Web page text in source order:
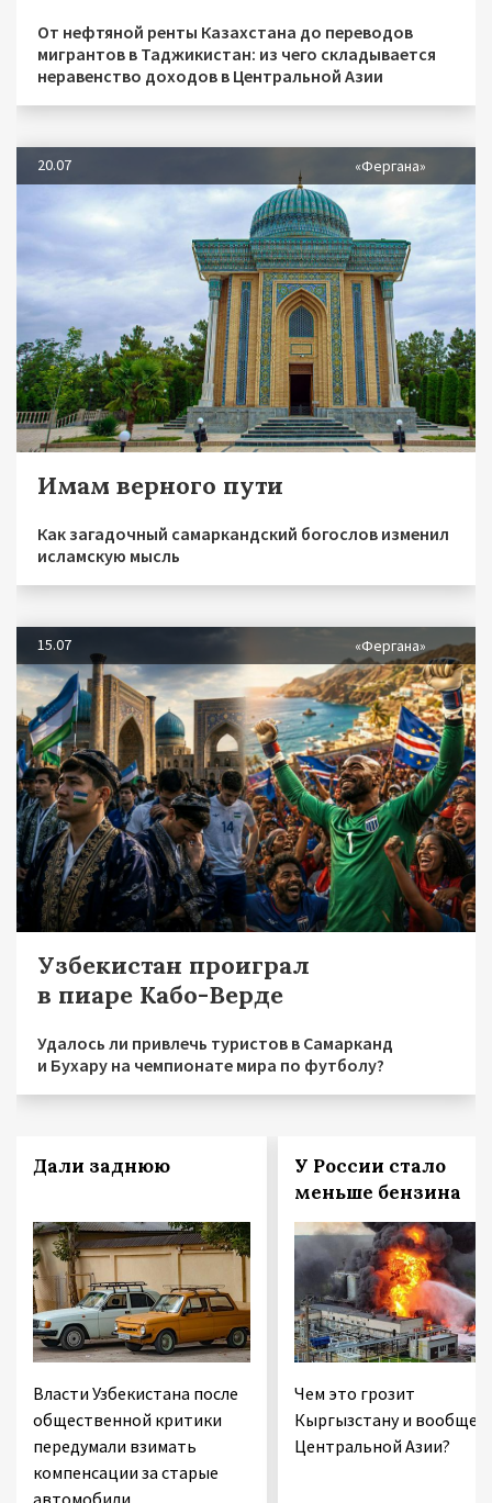
От нефтяной ренты Казахстана до переводов
мигрантов в Таджикистан: из чего складывается
неравенство доходов в Центральной Азии
20.07 «Фергана»
Имам верного пути
Как загадочный самаркандский богослов изменил
исламскую мысль
15.07 «Фергана»
Узбекистан проиграл
в пиаре Кабо-Верде
Удалось ли привлечь туристов в Самарканд
и Бухару на чемпионате мира по футболу?
Дали заднюю
Власти Узбекистана после
общественной критики
передумали взимать
компенсации за старые
У России стало
меньше бензина
Чем это грозит
Кыргызстану и вообще
Центральной Азии?